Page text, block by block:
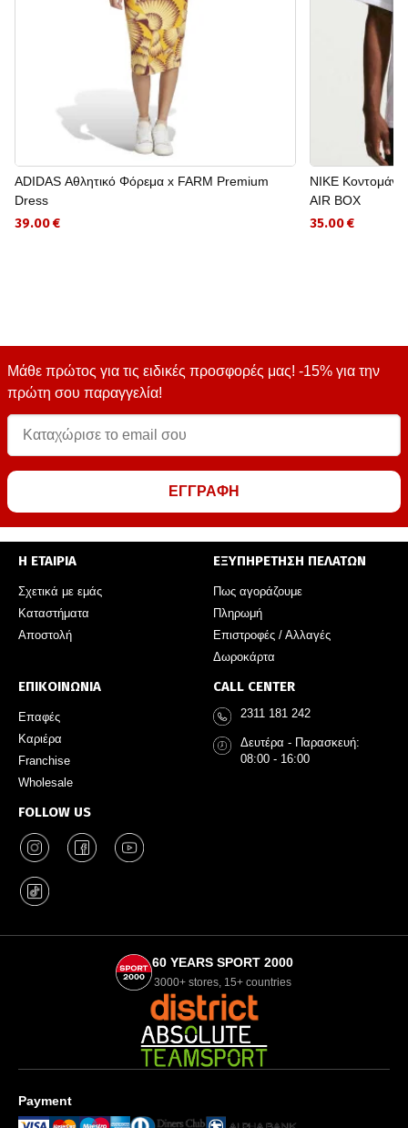
ADIDAS Αθλητικό Φόρεμα x FARM Premium
Dress
39.00 €
NIKE
AIR BOX
35.00 €
Μάθε πρώτος για τις ειδικές προσφορές μας! -15% για την
πρώτη σου παραγγελία!
ΕΓΓΡΑΦΗ
Η ΕΤΑΙΡΙΑ
Σχετικά με εμάς
Καταστήματα
Αποστολή
ΕΞΥΠΗΡΕΤΗΣΗ ΠΕΛΑΤΩΝ
Πως αγοράζουμε
Πληρωμή
Επιστροφές / Αλλαγές
Δωροκάρτα
ΕΠΙΚΟΙΝΩΝΙΑ
Επαφές
Καριέρα
Franchise
Wholesale
FOLLOW US
CALL CENTER
2311 181 242
Δευτέρα - Παρασκευή:
08:00 - 16:00
60 YEARS SPORT 2000
3000+ stores, 15+ countries
Payment